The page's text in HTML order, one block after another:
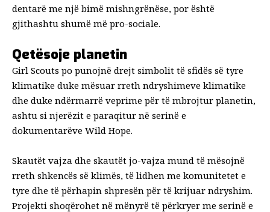
dentarë me një bimë mishngrënëse, por është
gjithashtu shumë më pro-sociale.
Qetësoje planetin
Girl Scouts po punojnë drejt simbolit të sfidës së tyre
klimatike duke mësuar rreth ndryshimeve klimatike
dhe duke ndërmarrë veprime për të mbrojtur planetin,
ashtu si njerëzit e paraqitur në serinë e
dokumentarëve Wild Hope.
Skautët vajza dhe skautët jo-vajza mund të mësojnë
rreth shkencës së klimës, të lidhen me komunitetet e
tyre dhe të përhapin shpresën për të krijuar ndryshim.
Projekti shoqërohet në mënyrë të përkryer me serinë e